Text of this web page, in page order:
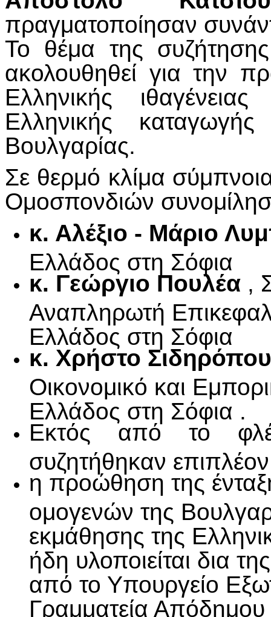
πραγματοποίησαν
Το θέμα της
ακολουθηθεί για την
Ελληνικής
Ελληνικής
Βουλγαρίας.
Σε θερμό κλίμα
Ομοσπονδιών
κ. Αλέξιο - Μάριο
Ελλάδος στη Σόφια
κ. Γεώργιο Πουλέα ,
Αναπληρωτή
Ελλάδος στη Σόφια
κ. Χρήστο
Οικονομικό και
Ελλάδος στη Σόφια .
Εκτός από το
συζητήθηκαν επιπλέον
η προώθηση της
ομογενών της
εκμάθησης της
ήδη υλοποιείται δια
από το Υπουργείο
Γραμματεία